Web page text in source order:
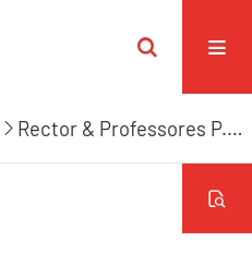
Rector & Professores P. Illustris Scholæ Bremensis Lectori S.